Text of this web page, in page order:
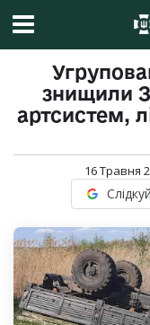
знищили
артсистем,
16 Травня